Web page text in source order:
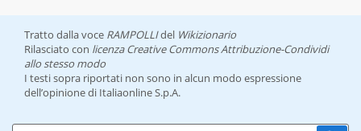
Tratto dalla voce RAMPOLLIdel Wikizionario
Rilasciato con licenza Creative Commons Attribuzione-Condividi
allo stesso modo
I testi sopra riportati non sono in alcun modo espressione
dell’opinione di Italiaonline S.p.A.